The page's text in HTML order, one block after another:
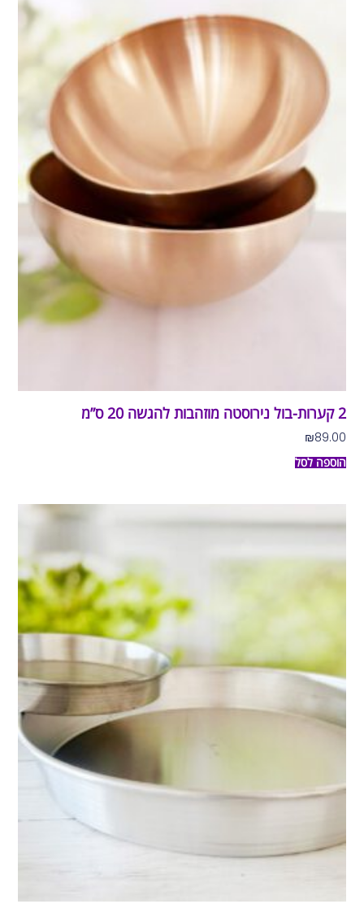
2 קערות-בול נירוסטה מוזהבות להגשה 20 ס”מ
₪89.00
הוספה לסל